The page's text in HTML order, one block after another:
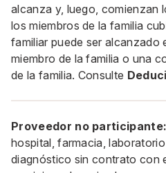
alcanza y, luego, comienzan
los miembros de la familia
familiar puede ser alcanzado
miembro de la familia o una
de la familia. Consulte
Proveedor no participante:
hospital, farmacia,
diagnóstico sin contrato con